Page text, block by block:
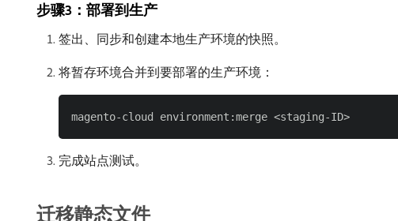
步骤3：部署到生产
签出、同步和创建本地生产环境的快照。
将暂存环境合并到要部署的生产环境：
完成站点测试。
迁移静态文件